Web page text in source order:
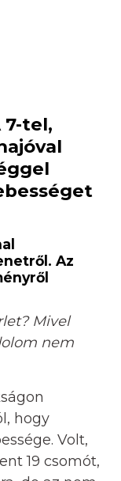
7-tel,
Az
Mivel
nem
hogy
Volt,
19 csomót,